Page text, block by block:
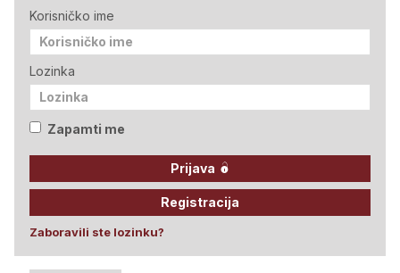
Korisničko ime
Lozinka
Zapamti me
Prijava
Registracija
Zaboravili ste lozinku?